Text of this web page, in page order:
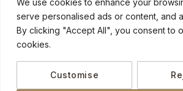
We use cookies to enhance your
serve personalised ads or content, and
By clicking "Accept All", you consent to
cookies.
Customise
À la découverte de
Parcours et réalisations
Bambino : la nouvelle
Fabien Lombardi